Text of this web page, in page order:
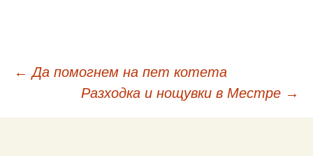
Навигация
в
← Да помогнем на пет котета
Разходка и нощувки в Местре →